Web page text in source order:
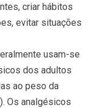
criar hábitos
evitar situações
usam-se
dos adultos
ao peso da
Os analgésicos